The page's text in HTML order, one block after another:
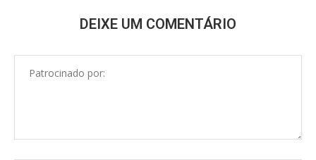
DEIXE UM COMENTÁRIO